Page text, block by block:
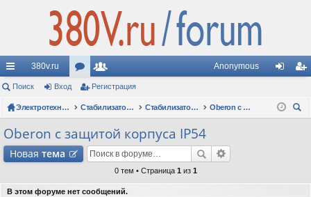
с
ы
лк
380v.ru
ор
ум
ол
ьз
ат
и
Anonymous
д ис
Поиск Вход Регистрация
Электротехнические форумы Стабилизаторы напряжения Стабилизаторы Oberon: вопросы по моделям
Oberon с защитой корпуса IP54
Oberon с защитой корпуса IP54
Новая тема
0 тем • Страница 1 из 1
В этом форуме нет сообщений.